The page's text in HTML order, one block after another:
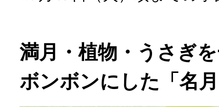
満月・植物・うさぎ
ボンボンにした「名